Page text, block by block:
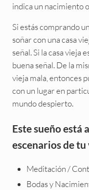
indica un nacimiento
Si estás comprando
soñar con una casa
señal. Si la casa vieja
buena señal. De la
vieja mala, entonces
con un lugar en
mundo despierto.
Este sueño está
escenarios de
Meditación /
Bodas y